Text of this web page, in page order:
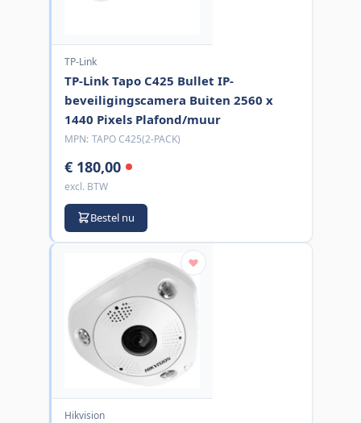
TP-Link
TP-Link Tapo C425 Bullet IP-
beveiligingscamera Buiten 2560 x
1440 Pixels Plafond/muur
MPN: TAPO C425(2-PACK)
€ 180,00
excl. BTW
Bestel nu
Hikvision